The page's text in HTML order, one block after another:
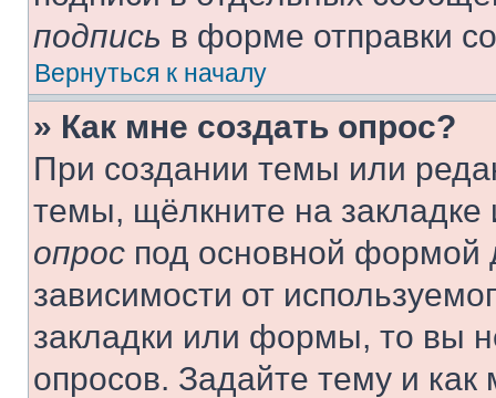
подпись в форме отправки
Вернуться к началу
» Как мне создать опрос?
При создании темы или
темы, щёлкните на
опрос под основной формой
зависимости от
закладки или формы, то вы
опросов. Задайте тему и